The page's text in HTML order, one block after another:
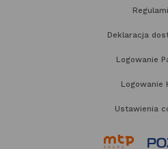
Deklaracja
Logowanie
Logowanie
Ustawienia
link